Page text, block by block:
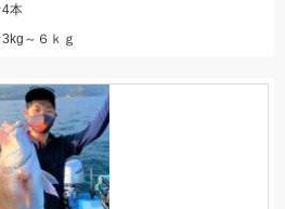
4本
～６ｋｇ